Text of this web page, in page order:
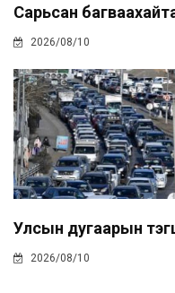
Сарьсан
2026/08/10
Улсын дугаарын
2026/08/10